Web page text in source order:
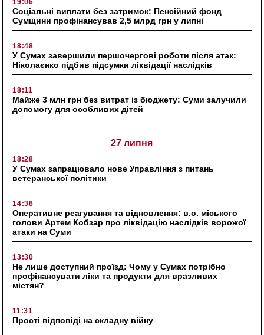
19:06
Соціальні виплати без затримок: Пенсійний фонд
Сумщини профінансував 2,5 млрд грн у липні
18:48
У Сумах завершили першочергові роботи після атак:
Ніколаєнко підбив підсумки ліквідації наслідків
18:11
Майже 3 млн грн без витрат із бюджету: Суми залучили
допомогу для особливих дітей
27 липня
18:28
У Сумах запрацювало нове Управління з питань
ветеранської політики
14:38
Оперативне реагування та відновлення: в.о. міського
голови Артем Кобзар про ліквідацію наслідків ворожої
атаки на Суми
13:30
Не лише доступний проїзд: Чому у Сумах потрібно
профінансувати ліки та продукти для вразливих
містян?
11:31
Прості відповіді на складну війну